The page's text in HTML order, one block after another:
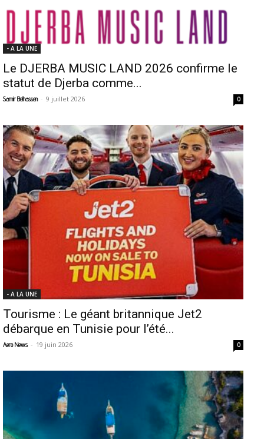
- A LA UNE
Le DJERBA MUSIC LAND 2026 confirme le
statut de Djerba comme...
Samir Belhassen - 9 juillet 2026 0
- A LA UNE
Tourisme : Le géant britannique Jet2
débarque en Tunisie pour l’été...
Aero News - 19 juin 2026 0